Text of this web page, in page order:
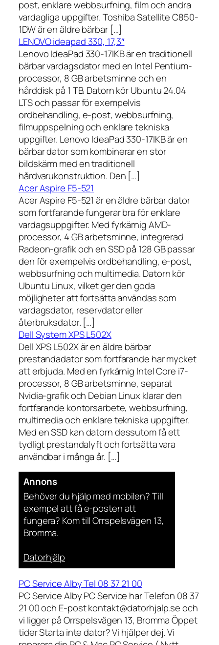
post, enklare webbsurfning, film och andra
vardagliga uppgifter. Toshiba Satellite C850-
1DW är en äldre bärbar […]
LENOVO ideapad 330, 17,3″
Lenovo IdeaPad 330-17IKB är en traditionell
bärbar vardagsdator med en Intel Pentium-
processor, 8 GB arbetsminne och en
hårddisk på 1 TB. Datorn kör Ubuntu 24.04
LTS och passar för exempelvis
ordbehandling, e-post, webbsurfning,
filmuppspelning och enklare tekniska
uppgifter. Lenovo IdeaPad 330-17IKB är en
bärbar dator som kombinerar en stor
bildskärm med en traditionell
hårdvarukonstruktion. Den […]
Acer Aspire F5-521
Acer Aspire F5-521 är en äldre bärbar dator
som fortfarande fungerar bra för enklare
vardagsuppgifter. Med fyrkärnig AMD-
processor, 4 GB arbetsminne, integrerad
Radeon-grafik och en SSD på 128 GB passar
den för exempelvis ordbehandling, e-post,
webbsurfning och multimedia. Datorn kör
Ubuntu Linux, vilket ger den goda
möjligheter att fortsätta användas som
vardagsdator, reservdator eller
återbruksdator. […]
Dell System XPS L502X
Dell XPS L502X är en äldre bärbar
prestandadator som fortfarande har mycket
att erbjuda. Med en fyrkärnig Intel Core i7-
processor, 8 GB arbetsminne, separat
Nvidia-grafik och Debian Linux klarar den
fortfarande kontorsarbete, webbsurfning,
multimedia och enklare tekniska uppgifter.
Med en SSD kan datorn dessutom få ett
tydligt prestandalyft och fortsätta vara
användbar i många år. […]
Annons
Behöver du hjälp med mobilen? Till
exempel att få e-posten att
fungera? Kom till Orrspelsvägen 13,
Bromma.
Datorhjälp
PC Service Alby Tel 08 37 21 00
PC Service Alby PC Service har Telefon 08 37
21 00 och E-post kontakt@datorhjalp.se och
vi ligger på Orrspelsvägen 13, Bromma Öppet
tider Starta inte dator? Vi hjälper dej. Vi